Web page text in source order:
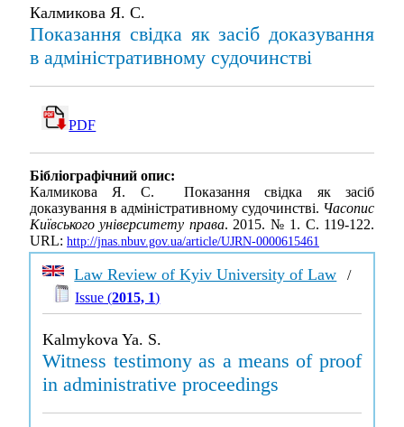
Калмикова Я. С.
Показання свідка як засіб доказування
в адміністративному судочинстві
PDF
Бібліографічний опис:
Калмикова Я. С. Показання свідка як засіб
доказування в адміністративному судочинстві. Часопис
Київського університету права. 2015. № 1. С. 119-122.
URL: http://jnas.nbuv.gov.ua/article/UJRN-0000615461
Law Review of Kyiv University of Law /
Issue (2015, 1)
Kalmykova Ya. S.
Witness testimony as a means of proof
in administrative proceedings